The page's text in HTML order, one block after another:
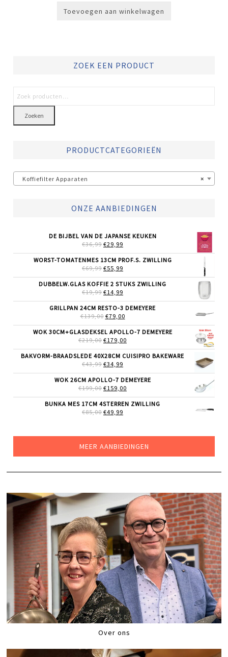
Toevoegen aan winkelwagen
ZOEK EEN PRODUCT
Zoeken
PRODUCTCATEGORIEËN
×
Koffiefilter Apparaten
ONZE AANBIEDINGEN
DE BIJBEL VAN DE JAPANSE KEUKEN
€36,99 OORSPRONKELIJKE
WAS:
€36,99.
€29,99
IS:
WORST-TOMATENMES 13CM PROF.S. ZWILLING
€69,99 OORSPRONKELIJKE
WAS:
€69,99.
€55,99
IS:
DUBBELW.GLAS KOFFIE 2 STUKS ZWILLING
€19,99 OORSPRONKELIJKE
WAS:
€19,99.
€14,99
IS:
€14,99.
GRILLPAN 24CM RESTO-3 DEMEYERE
€139,00 OORSPRONKELIJKE
WAS:
€139,00.
€79,00HUIDIGE
IS:
€79,00.
WOK 30CM+GLASDEKSEL APOLLO-7 DEMEYERE
€219,00 OORSPRONKELIJKE
WAS:
€219,00.
€179,00
IS:
BAKVORM-BRAADSLEDE 40X28CM CUISIPRO BAKEWARE
€43,99 OORSPRONKELIJKE
WAS:
€43,99.
€34,99
IS:
€34,99.
WOK 26CM APOLLO-7 DEMEYERE
€199,00 OORSPRONKELIJKE
WAS:
€199,00.
€159,00
IS:
BUNKA MES 17CM 4STERREN ZWILLING
€85,00 OORSPRONKELIJKE
€49,99
MEER AANBIEDINGEN
Over ons